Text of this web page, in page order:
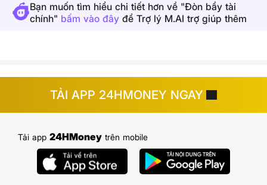
Bạn muốn tìm hiểu chi tiết hơn về "Đòn bẩy tài
chính" bấm vào đây để Trợ lý M.AI trợ giúp thêm
TẢI APP 24HMONEY NGAY
Tải app 24HMoney trên mobile